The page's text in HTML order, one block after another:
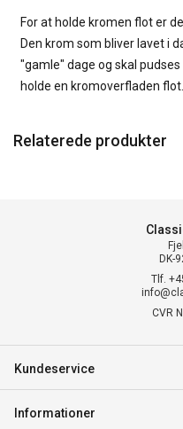
For at holde kromen flot er
Den krom som bliver lavet i
"gamle" dage og skal
holde en kromoverfladen flot.
Relaterede produkter
DK-
Tlf.
CVR
Kundeservice
Informationer